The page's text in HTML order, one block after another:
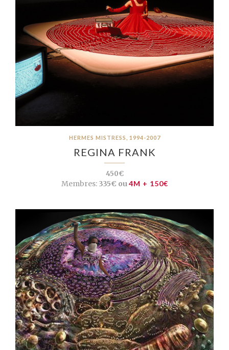
HERMES MISTRESS, 1994-2007
REGINA FRANK
450€
Membres:335€ ou4M + 150€